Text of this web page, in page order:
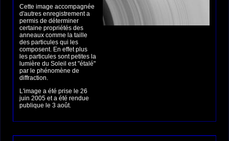
Cette image accompagnée
d'autres enregistrement a
permis de déterminer
certaine propriétés des
anneaux comme la taille
des particules qui les
composent. En effet plus
les particules sont petites la
lumière du Soleil est "étalé"
par le phénomène de
diffraction.
L'image a été prise le 26
juin 2005 et a été rendue
publique le 3 août.